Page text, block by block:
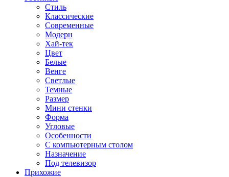
Стиль
Классические
Современные
Модерн
Хай-тек
Цвет
Белые
Венге
Светлые
Темные
Размер
Мини стенки
Форма
Угловые
Особенности
С компьютерным столом
Назначение
Под телевизор
Прихожие